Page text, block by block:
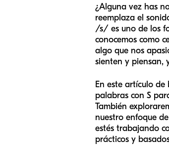
¿Alguna vez has
reemplaza el
/s/ es uno de los
conocemos como
algo que nos
sienten y piensan,
En este artículo
palabras con S
También
nuestro enfoque
estés trabajando
prácticos y